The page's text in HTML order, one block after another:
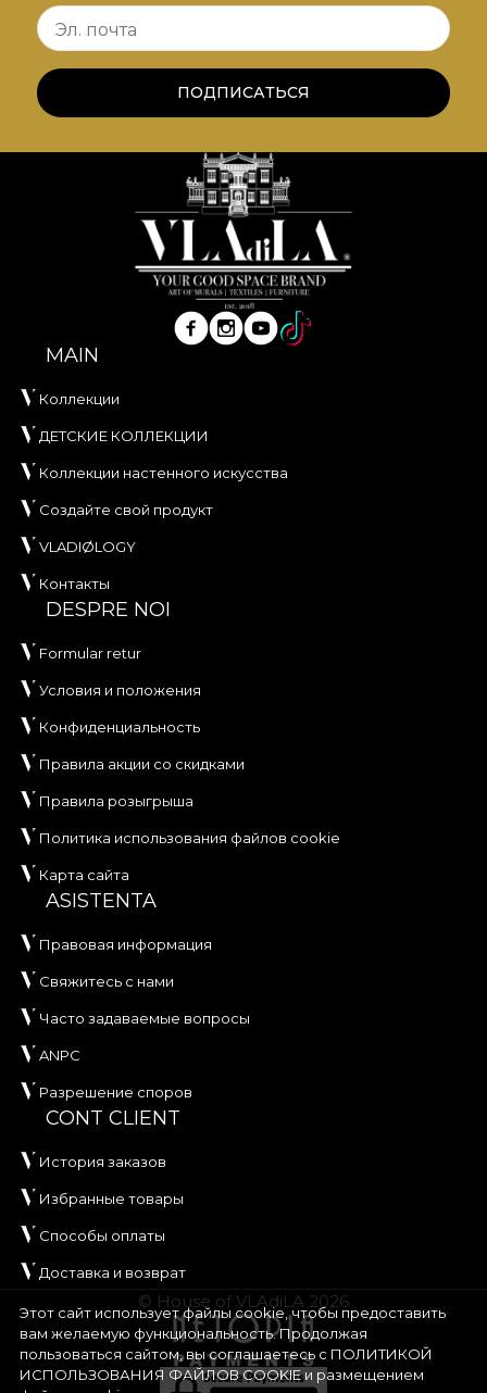
Этот сайт использует файлы cookie, чтобы предоставить
вам желаемую функциональность. Продолжая
пользоваться сайтом, вы соглашаетесь с ПОЛИТИКОЙ
ИСПОЛЬЗОВАНИЯ ФАЙЛОВ COOKIEи размещением
Эл. почта
ПОДПИСАТЬСЯ
MAIN
Коллекции
ДЕТСКИЕ КОЛЛЕКЦИИ
Коллекции настенного искусства
Создайте свой продукт
VLADIØLOGY
Контакты
DESPRE NOI
Formular retur
Условия и положения
Конфиденциальность
Правила акции со скидками
Правила розыгрыша
Политика использования файлов cookie
Карта сайта
ASISTENTA
Правовая информация
Свяжитесь с нами
Часто задаваемые вопросы
ANPC
Разрешение споров
CONT CLIENT
История заказов
Избранные товары
Способы оплаты
Доставка и возврат
© House of VLAdiLA 2026